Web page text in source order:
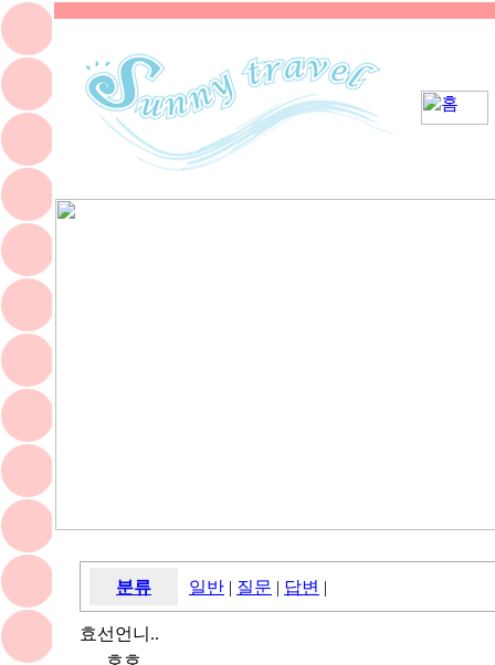
분류 일반 | 질문 | 답변 |
효선언니..
호호